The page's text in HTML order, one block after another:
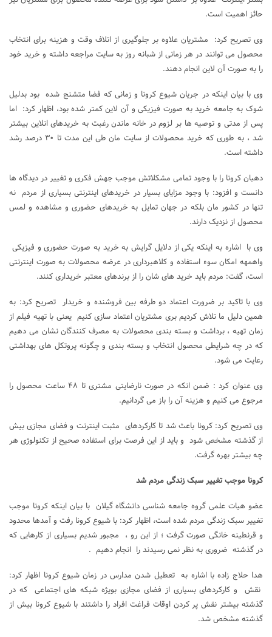
حائز اهمیت است.
وی تصریح کرد: مشتریان علاوه بر جلوگیری از اتلاف وقت و هزینه برای انتخاب
محصول می توانند در هر زمانی از شبانه روز به سایت مراجعه داشته و خرید خود
را به صورت آن لاین انجام دهند.
وی با بیان اینکه در جریان شیوع کرونا و زمانی که فضا متشنج شده بود بدلیل
شوک به جامعه خرید به صورت فیزیکی و آن لاین کمتر شده بود، اظهار کرد: اما
پس از مدتی و توصیه ها بر لزوم در خانه ماندن رغبت به خریدهای انلاین بیشتر
شد ، به طوری که خرید محصولات از سایت مان طی این مدت تا ۳۰ درصد رشد
داشته است.
دهبان کرونا را با وجود تمامی مشکلاتش موجب جهش فکری و تغییر در دیدگاه ها
دانست و افزود: با وجود مزایای بسیار در خریدهای اینترنتی بسیاری از مردم نه
تنها در کشور مان بلکه در جهان تمایل به خریدهای حضوری و مشاهده و لمس
محصول از نزدیک دارند.
وی با اشاره به اینکه یکی از دلایل گرایش به خرید به صورت حضوری و فیزیکی
واهمهه امکان سوء استفاده و کلاهبرداری در عرضه محصولات به صورت اینترنتی
است، گفت: مردم باید خرید های شان را از برندهای معتبر خریداری کنند.
وی با تاکید بر ضرورت اعتماد دو طرفه بین فروشنده و خریدار تصریح کرد: به
همین دلیل ما تلاش کردیم بری مشتریان اعتماد سازی کنیم یعنی با تهیه فیلم از
زمان تهیه ، برداشت و بسته بندی محصولات به مصرف کنندگان نشان می دهیم
که در چه شرایطی محصول انتخاب و بسته بندی و چگونه پروتکل های بهداشتی
رعایت می شود.
وی عنوان کرد : ضمن انکه در صورت نارضایتی مشتری تا ۴۸ ساعت محصول را
مرجوع می کنیم و هزینه آن را باز می گردانیم.
وی تصریح کرد: کرونا باعث شد تا کارکردهای مثبت اینترنت و فضای مجازی بیش
از گذشته مشخص شود و باید از این فرصت برای استفاده صحیح از تکنولوژی هر
چه بیشتر بهره گرفت.
کرونا موجب تغییر سبک زندگی مردم شد
عضو هیات علمی گروه جامعه شناسی دانشگاه گیلان با بیان اینکه کرونا موجب
تغییر سبک زندگی مردم شده است، اظهار کرد: با شیوع کرونا رفت و آمدها محدود
و قرنطینه خانگی صورت گرفت ؛ از این رو ، مجبور شدیم بسیاری از کارهایی که
در گذشته ضروری به نظر نمی رسیدند را انجام دهیم .
هدا حلاج زاده با اشاره به تعطیل شدن مدارس در زمان شیوع کرونا اظهار کرد:
نقش و کارکردهای بسیاری از فضای مجازی بویژه شبکه های اجتماعی که در
گذشته بیشتر نقش پر کردن اوقات فراغت افراد را داشتند با شیوع کرونا بیش از
گذشته مشخص شد.